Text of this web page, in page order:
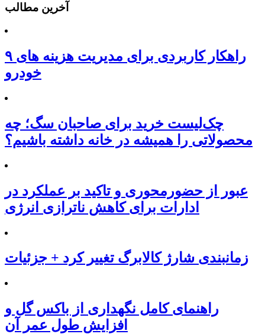
آخرین مطالب
۹ راهکار کاربردی برای مدیریت هزینه های
خودرو
چک‌لیست خرید برای صاحبان سگ؛ چه
محصولاتی را همیشه در خانه داشته باشیم؟
عبور از حضورمحوری و تاکید بر عملکرد در
ادارات برای کاهش ناترازی انرژی
زمانبندی شارژ کالابرگ تغییر کرد + جزئیات
راهنمای کامل نگهداری از باکس گل و
افزایش طول عمر آن